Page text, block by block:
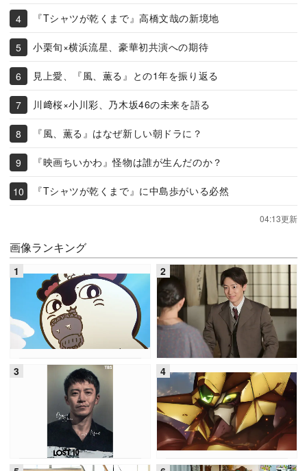
『Tシャツが乾くまで』高橋文哉の新境地
小栗旬×横浜流星、豪華初共演への期待
見上愛、『風、薫る』との1年を振り返る
川﨑桜×小川彩、乃木坂46の未来を語る
『風、薫る』はなぜ新しい朝ドラに？
『映画ちいかわ』怪物は誰が生んだのか？
『Tシャツが乾くまで』に中島歩がいる必然
04:13更新
画像ランキング